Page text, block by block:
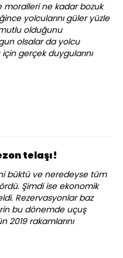
moralleri ne kadar bozuk
yolcularını güler yüzle
olduğunu
olsalar da yolcu
gerçek duygularını
telaşı!
büktü ve neredeyse tüm
Şimdi ise ekonomik
Rezervasyonlar baz
bu dönemde uçuş
2019 rakamlarını